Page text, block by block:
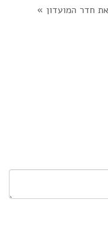
חדר המועדון»